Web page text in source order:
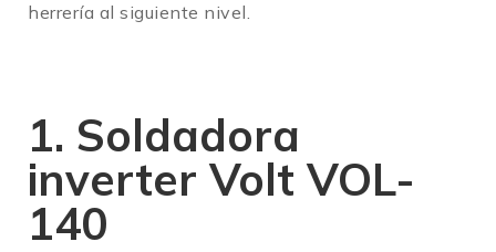
herrería al siguiente nivel.
1. Soldadora
inverter Volt VOL-
140